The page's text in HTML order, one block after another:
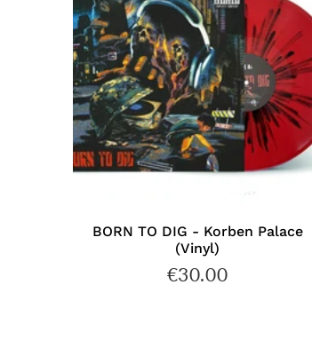
BORN TO DIG - Korben Palace
(Vinyl)
Prix
€30.00